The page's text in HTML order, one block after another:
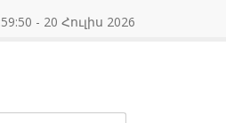
- 20 Հուլիս 2026